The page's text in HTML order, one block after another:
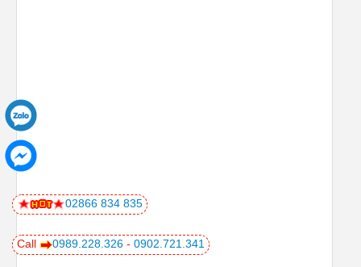
Call 0989.228.326 - 0902.721.341
02866 834 835